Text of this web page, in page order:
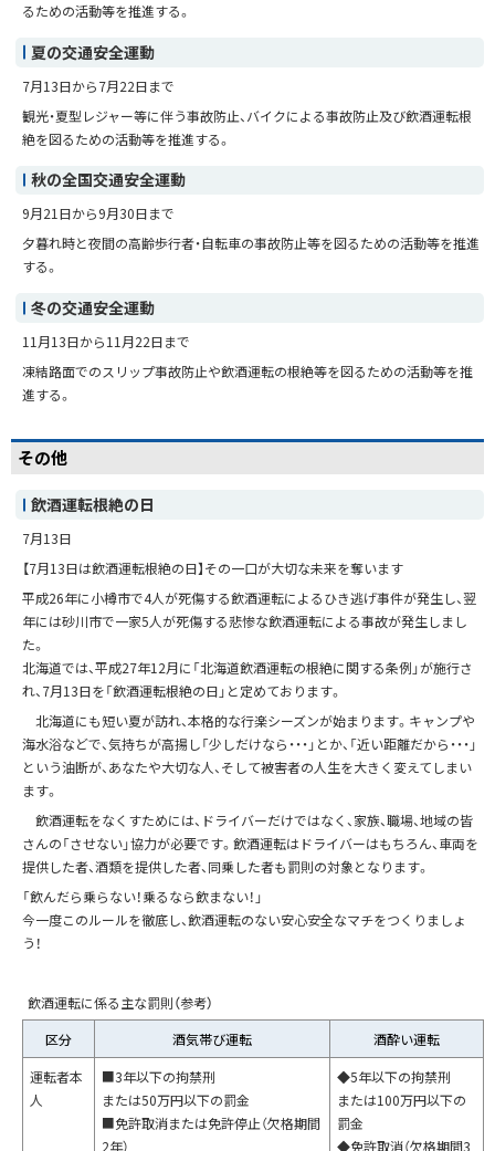
るための活動等を推進する。
夏の交通安全運動
7月13日から7月22日まで
観光・夏型レジャー等に伴う事故防止、バイクによる事故防止及び飲酒運転根
絶を図るための活動等を推進する。
秋の全国交通安全運動
9月21日から9月30日まで
夕暮れ時と夜間の高齢歩行者・自転車の事故防止等を図るための活動等を推進
する。
冬の交通安全運動
11月13日から11月22日まで
凍結路面でのスリップ事故防止や飲酒運転の根絶等を図るための活動等を推
進する。
その他
飲酒運転根絶の日
7月13日
【7月13日は飲酒運転根絶の日】その一口が大切な未来を奪います
平成26年に小樽市で4人が死傷する飲酒運転によるひき逃げ事件が発生し、翌
年には砂川市で一家5人が死傷する悲惨な飲酒運転による事故が発生しまし
た。
北海道では、平成27年12月に「北海道飲酒運転の根絶に関する条例」が施行さ
れ、7月13日を「飲酒運転根絶の日」と定めております。
北海道にも短い夏が訪れ、本格的な行楽シーズンが始まります。キャンプや
海水浴などで、気持ちが高揚し「少しだけなら・・・」とか、「近い距離だから・・・」
という油断が、あなたや大切な人、そして被害者の人生を大きく変えてしまい
ます。
飲酒運転をなくすためには、ドライバーだけではなく、家族、職場、地域の皆
さんの「させない」協力が必要です。飲酒運転はドライバーはもちろん、車両を
提供した者、酒類を提供した者、同乗した者も罰則の対象となります。
「飲んだら乗らない！乗るなら飲まない！」
今一度このルールを徹底し、飲酒運転のない安心安全なマチをつくりましょ
う！
飲酒運転に係る主な罰則（参考）
区分
酒気帯び運転
酒酔い運転
運転者本
人
■3年以下の拘禁刑
または50万円以下の罰金
■免許取消または免許停止（欠格期間
2年）
◆5年以下の拘禁刑
または100万円以下の
罰金
◆免許取消（欠格期間3